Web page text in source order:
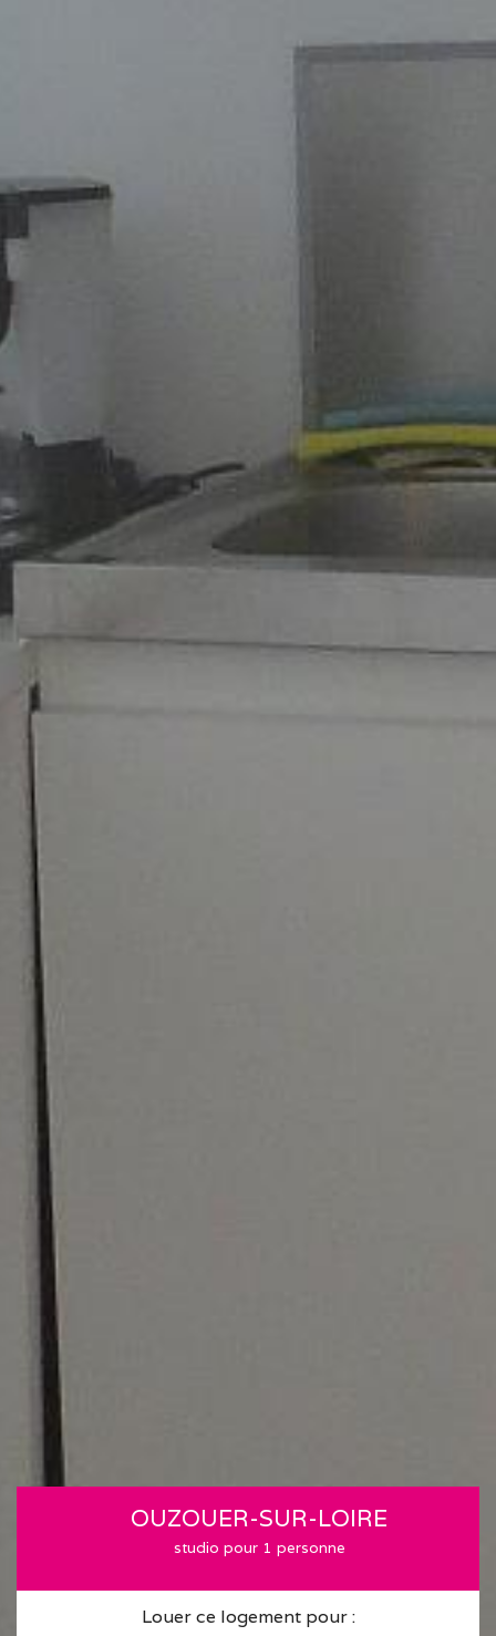
OUZOUER-SUR-LOIRE
studio pour 1 personne
Louer ce logement pour :